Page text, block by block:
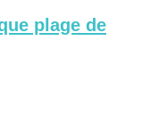
plage de